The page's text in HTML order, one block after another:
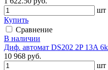
шт
Купить
Сравнение
В наличии
Диф. автомат DS202 2P 13A
10 968 руб.
шт